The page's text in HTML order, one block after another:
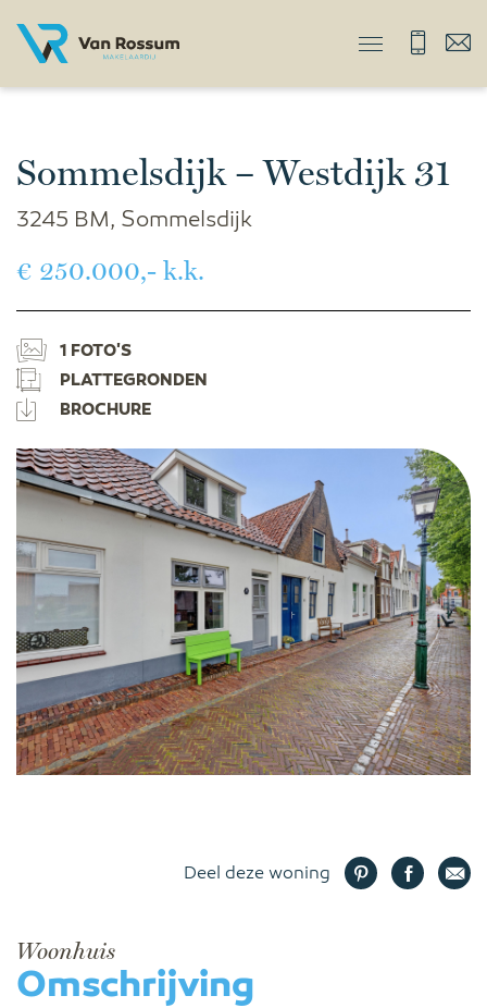
Sommelsdijk – Westdijk 31
3245 BM, Sommelsdijk
€ 250.000,- k.k.
1 FOTO'S
PLATTEGRONDEN
BROCHURE
Deel deze woning
Woonhuis
Omschrijving